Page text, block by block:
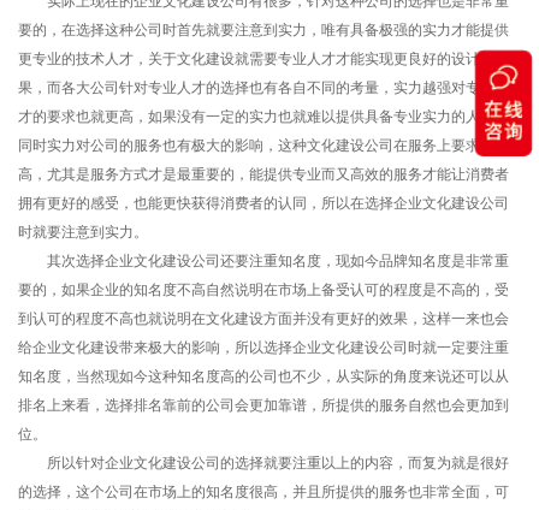
要的，在选择这种公司时首先就要注意到实力，唯有具备极强的实力才能提供
更专业的技术人才，关于文化建设就需要专业人才才能实现更良好的设计效
果，而各大公司针对专业人才的选择也有各自不同的考量，实力越强对专业人
才的要求也就更高，如果没有一定的实力也就难以提供具备专业实力的人才。
同时实力对公司的服务也有极大的影响，这种文化建设公司在服务上要求很
高，尤其是服务方式才是最重要的，能提供专业而又高效的服务才能让消费者
拥有更好的感受，也能更快获得消费者的认同，所以在选择企业文化建设公司
时就要注意到实力。
其次选择企业文化建设公司还要注重知名度，现如今品牌知名度是非常重
要的，如果企业的知名度不高自然说明在市场上备受认可的程度是不高的，受
到认可的程度不高也就说明在文化建设方面并没有更好的效果，这样一来也会
给企业文化建设带来极大的影响，所以选择企业文化建设公司时就一定要注重
知名度，当然现如今这种知名度高的公司也不少，从实际的角度来说还可以从
排名上来看，选择排名靠前的公司会更加靠谱，所提供的服务自然也会更加到
位。
所以针对企业文化建设公司的选择就要注重以上的内容，而复为就是很好
的选择，这个公司在市场上的知名度很高，并且所提供的服务也非常全面，可